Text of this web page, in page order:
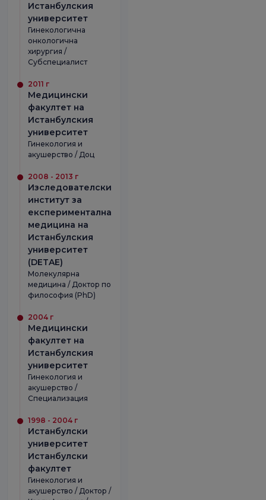
Истанбулския
университет
Гинекологична
онкологична
хирургия /
Субспециалист
2011 г
Медицински
факултет на
Истанбулския
университет
Гинекология и
акушерство / Доц
2008 - 2013 г
Изследователски
институт за
експериментална
медицина на
Истанбулския
университет
(DETAE)
Молекулярна
медицина / Доктор по
философия (PhD)
2004 г
Медицински
факултет на
Истанбулския
университет
Гинекология и
акушерство /
Специализация
1998 - 2004 г
Истанбулски
университет
Истанбулски
факултет
Гинекология и
акушерство / Доктор /